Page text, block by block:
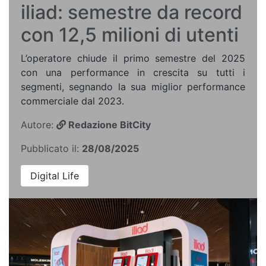
iliad: semestre da record
con 12,5 milioni di utenti
L’operatore chiude il primo semestre del 2025
con una performance in crescita su tutti i
segmenti, segnando la sua miglior performance
commerciale dal 2023.
Autore:
Redazione BitCity
Pubblicato il: 28/08/2025
Digital Life